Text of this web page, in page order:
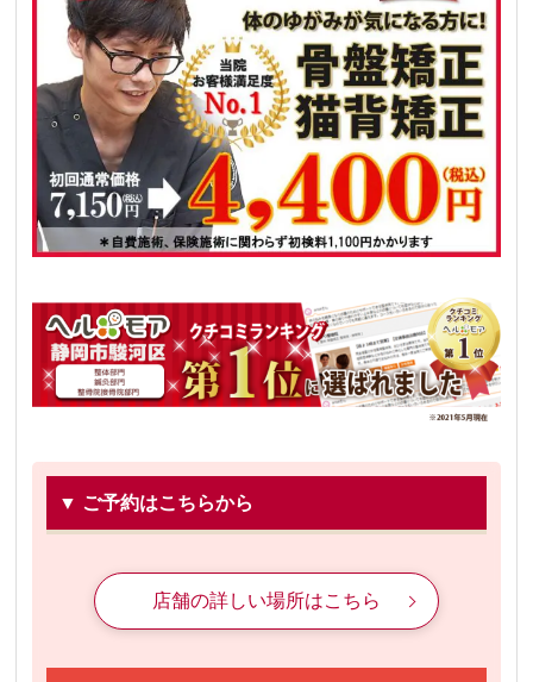
▼ ご予約はこちらから
店舗の詳しい場所はこちら